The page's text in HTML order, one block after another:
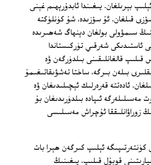
بېرىلغان. يىغىندا ئابدۇرېھىم غېنى
قىلغان. ئۇ سۆزىدە، شۇ كۈنلۈكتە
سىمۋولى بولغان دېنھاگ شەھىرىدە
ئاستىدىكى شەرقىي تۈركىستاندا
قىلىپ قالغانلىقىنى بىلدۈرگەن ۋە
بىلەن بىرگە، ساختا تەشۋىقاتىغىمۇ
ئادەتتە قەرەرلىك ئېچىلىدىغان ۋە
ئىپادە بىلدۈرىدىغان بۇ
زوراۋانلىققا ئۇچراش مەسىلىسى
ئېلىپ كىرگەن ھېرا بات
قوبۇل قىلىپ، يىغىنىڭ